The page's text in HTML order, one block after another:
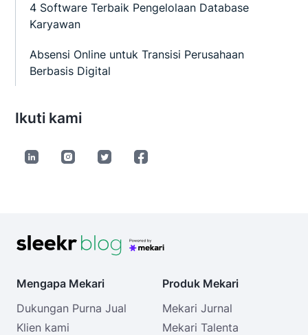
4 Software Terbaik Pengelolaan Database
Karyawan
Absensi Online untuk Transisi Perusahaan
Berbasis Digital
Ikuti kami
Mengapa Mekari
Dukungan Purna Jual
Klien kami
Produk Mekari
Mekari Jurnal
Mekari Talenta